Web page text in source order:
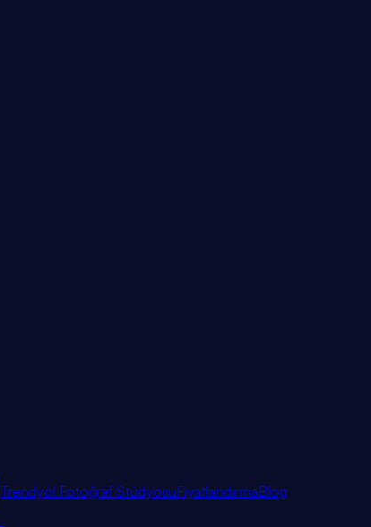
Trendyol Fotoğraf StüdyosuFiyatlandırmaBlog